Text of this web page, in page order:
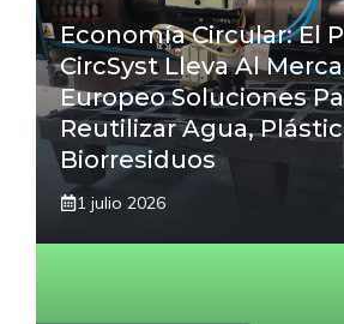
Economía Circular: El
CircSyst Lleva Al
Europeo Soluciones
Reutilizar Agua,
Biorresiduos
1 julio 2026